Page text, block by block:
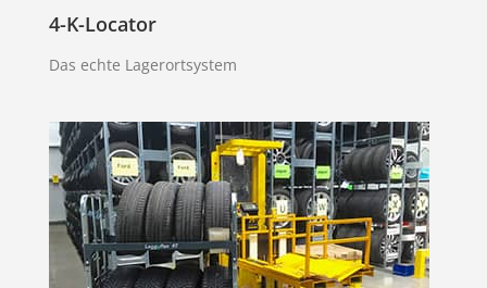
4-K-Locator
Das echte Lagerortsystem